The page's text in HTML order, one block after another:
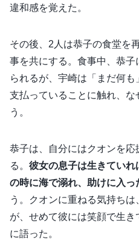
違和感を覚えた。
その後、2人は恭子の食堂を
事を共にする。食事中、恭
られるが、宇崎は「まだ何
支払っていることに触れ、
う。
恭子は、自分にはクオンを
る。 彼女の息子は生きてい
の時に海で溺れ、助けに入っ
う。クオンに重ねる気持ち
が、せめて彼には笑顔で生
に語った。